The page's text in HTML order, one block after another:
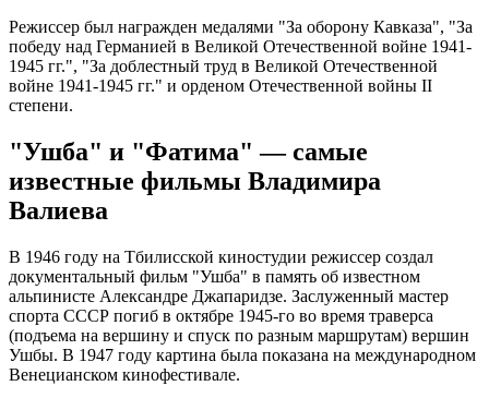
Режиссер был награжден медалями "За оборону Кавказа", "За
победу над Германией в Великой Отечественной войне 1941-
1945 гг.", "За доблестный труд в Великой Отечественной
войне 1941-1945 гг." и орденом Отечественной войны II
степени.
"Ушба" и "Фатима" — самые
известные фильмы Владимира
Валиева
В 1946 году на Тбилисской киностудии режиссер создал
документальный фильм "Ушба" в память об известном
альпинисте Александре Джапаридзе. Заслуженный мастер
спорта СССР погиб в октябре 1945-го во время траверса
(подъема на вершину и спуск по разным маршрутам) вершин
Ушбы. В 1947 году картина была показана на международном
Венецианском кинофестивале.